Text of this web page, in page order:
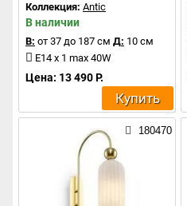
Коллекция: Antic
В наличии
В: от 37 до 187 см Д: 10 см
E14 x 1 max 40W
Цена: 13 490 Р.
Купить
180470